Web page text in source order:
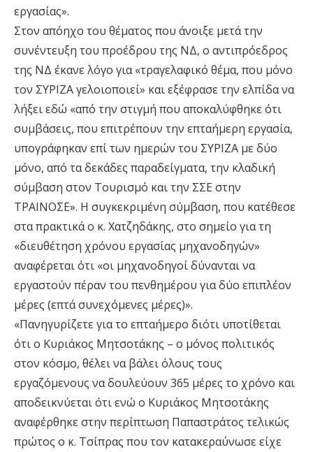
εργασίας».
Στον απόηχο του θέματος που άνοιξε μετά την
συνέντευξη του προέδρου της ΝΔ, ο αντιπρόεδρος
της ΝΔ έκανε λόγο για «τραγελαφικό θέμα, που μόνο
τον ΣΥΡΙΖΑ γελοιοποιεί» και εξέφρασε την ελπίδα να
λήξει εδώ «από την στιγμή που αποκαλύφθηκε ότι
συμβάσεις, που επιτρέπουν την επταήμερη εργασία,
υπογράφηκαν επί των ημερών του ΣΥΡΙΖΑ με δύο
μόνο, από τα δεκάδες παραδείγματα, την κλαδική
σύμβαση στον Τουρισμό και την ΣΣΕ στην
ΤΡΑΙΝΟΣΕ». Η συγκεκριμένη σύμβαση, που κατέθεσε
στα πρακτικά ο κ. Χατζηδάκης, στο σημείο για τη
«διευθέτηση χρόνου εργασίας μηχανοδηγών»
αναφέρεται ότι «οι μηχανοδηγοί δύνανται να
εργαστούν πέραν του πενθημέρου για δύο επιπλέον
μέρες (επτά συνεχόμενες μέρες)».
«Πανηγυρίζετε για το επταήμερο διότι υποτίθεται
ότι ο Κυριάκος Μητσοτάκης – ο μόνος πολιτικός
στον κόσμο, θέλει να βάλει όλους τους
εργαζόμενους να δουλεύουν 365 μέρες το χρόνο και
αποδεικνύεται ότι ενώ ο Κυριάκος Μητσοτάκης
αναφέρθηκε στην περίπτωση Παπαστράτος τελικώς
πρώτος ο κ. Τσίπρας που τον κατακεραύνωσε είχε